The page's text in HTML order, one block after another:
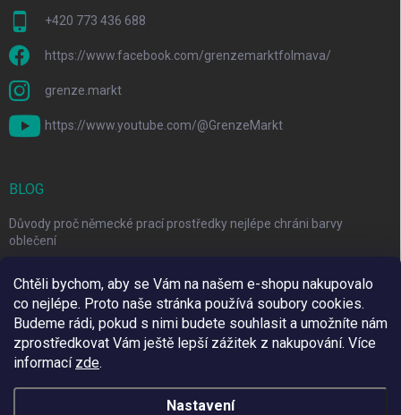
Chtěli bychom, aby se Vám na našem e-shopu nakupovalo
co nejlépe. Proto naše stránka používá soubory cookies.
Budeme rádi, pokud s nimi budete souhlasit a umožníte nám
zprostředkovat Vám ještě lepší zážitek z nakupování. Více
informací zde.
Nastavení
+420 773 436 688
https://www.facebook.com/grenzemarktfolmava/
grenze.markt
https://www.youtube.com/@GrenzeMarkt
BLOG
Důvody proč německé prací prostředky nejlépe chráni barvy
oblečení
3 Jednoduché Kroky pro Péči o Zuby Psů a Koček Doma